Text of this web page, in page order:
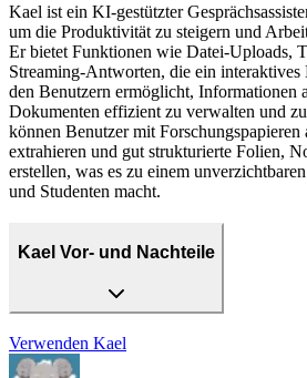
Kael ist ein KI-gestützter
um die Produktivität zu steigern und
Er bietet Funktionen wie Datei-Uploads,
Streaming-Antworten, die ein interaktives
den Benutzern ermöglicht, Informationen
Dokumenten effizient zu verwalten und
können Benutzer mit Forschungspapieren
extrahieren und gut strukturierte Folien,
erstellen, was es zu einem
und Studenten macht.
Kael Vor- und Nachteile
Verwenden Kael